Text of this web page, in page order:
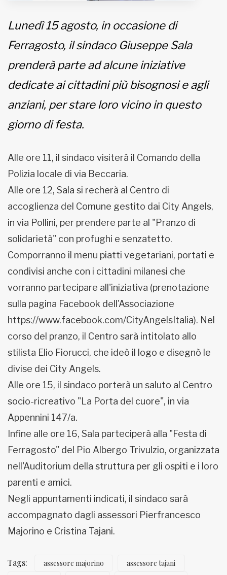
Bernardis
EDB edizioni - Via Brivio angolo C.
Imbonati, 89 20159 Milano (Italia)
Informativa sulla privacy
Lunedì 15 agosto, in occasione di
Ferragosto, il sindaco Giuseppe Sala
prenderà parte ad alcune iniziative
dedicate ai cittadini più bisognosi e agli
anziani, per stare loro vicino in questo
giorno di festa.
Alle ore 11, il sindaco visiterà il Comando della
Polizia locale di via Beccaria.
Alle ore 12, Sala si recherà al Centro di
accoglienza del Comune gestito dai City Angels,
in via Pollini, per prendere parte al "Pranzo di
solidarietà" con profughi e senzatetto.
Comporranno il menu piatti vegetariani, portati e
condivisi anche con i cittadini milanesi che
vorranno partecipare all'iniziativa (prenotazione
sulla pagina Facebook dell'Associazione
https://www.facebook.com/CityAngelsItalia). Nel
corso del pranzo, il Centro sarà intitolato allo
stilista Elio Fiorucci, che ideò il logo e disegnò le
divise dei City Angels.
Alle ore 15, il sindaco porterà un saluto al Centro
socio-ricreativo "La Porta del cuore", in via
Appennini 147/a.
Infine alle ore 16, Sala parteciperà alla "Festa di
Ferragosto" del Pio Albergo Trivulzio, organizzata
nell'Auditorium della struttura per gli ospiti e i loro
parenti e amici.
Negli appuntamenti indicati, il sindaco sarà
accompagnato dagli assessori Pierfrancesco
Majorino e Cristina Tajani.
Tags: assessore majorino
assessore tajani